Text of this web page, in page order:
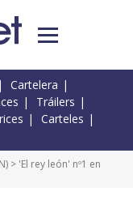
Cartelera
Tráilers
Carteles
N) > 'El rey león' nº1 en